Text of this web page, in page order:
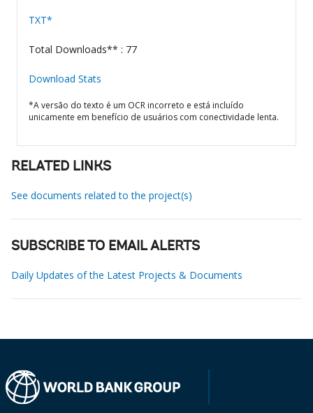
TXT*
Total Downloads** : 77
Download Stats
*A versão do texto é um OCR incorreto e está incluído
unicamente em benefício de usuários com conectividade lenta.
RELATED LINKS
See documents related to the project(s)
SUBSCRIBE TO EMAIL ALERTS
Daily Updates of the Latest Projects & Documents